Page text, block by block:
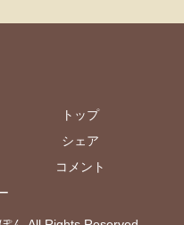
トップ
シェア
コメント